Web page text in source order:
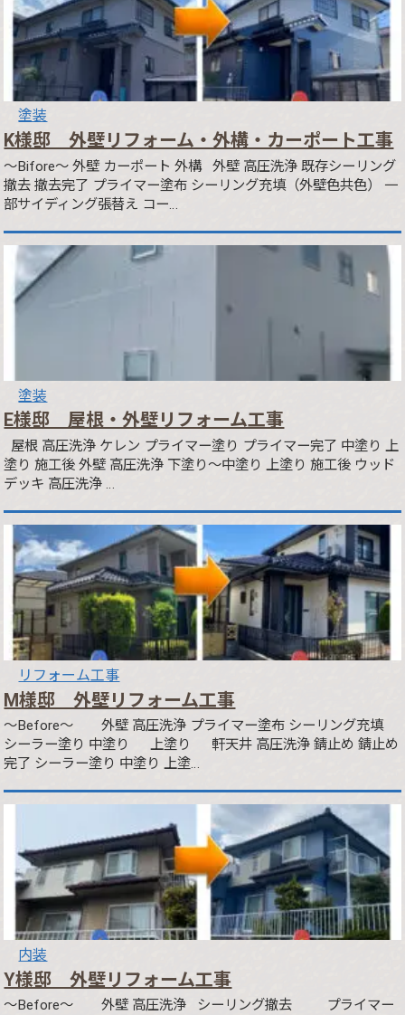
塗装
K様邸 外壁リフォーム・外構・カーポート工事
～Bifore～ 外壁 カーポート 外構 外壁 高圧洗浄 既存シーリング
撤去 撤去完了 プライマー塗布 シーリング充填（外壁色共色） 一
部サイディング張替え コー…
塗装
E様邸 屋根・外壁リフォーム工事
屋根 高圧洗浄 ケレン プライマー塗り プライマー完了 中塗り 上
塗り 施工後 外壁 高圧洗浄 下塗り～中塗り 上塗り 施工後 ウッド
デッキ 高圧洗浄 …
リフォーム工事
M様邸 外壁リフォーム工事
～Before～ 外壁 高圧洗浄 プライマー塗布 シーリング充填
シーラー塗り 中塗り 上塗り 軒天井 高圧洗浄 錆止め 錆止め
完了 シーラー塗り 中塗り 上塗…
内装
Y様邸 外壁リフォーム工事
～Before～ 外壁 高圧洗浄 シーリング撤去 プライマー